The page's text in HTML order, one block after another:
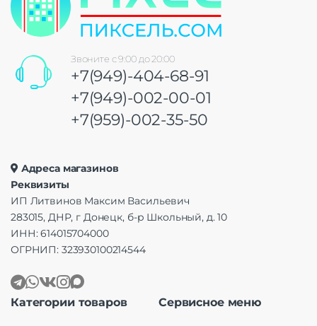
Звоните с 9:00 до 20:00
+7(949)-404-68-91
+7(949)-002-00-01
+7(959)-002-35-50
Адреса магазинов
Реквизиты
ИП Литвинов Максим Васильевич
283015, ДНР, г Донецк, б-р Школьный, д. 10
ИНН: 614015704000
ОГРНИП: 323930100214544
Категории товаров Сервисное меню